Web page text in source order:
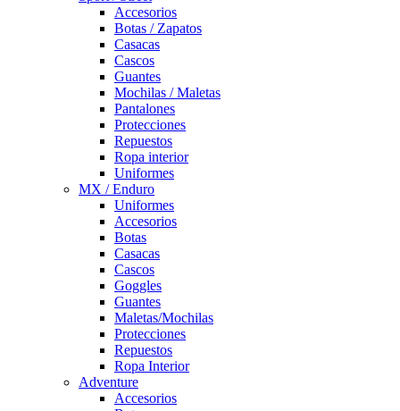
Accesorios
Botas / Zapatos
Casacas
Cascos
Guantes
Mochilas / Maletas
Pantalones
Protecciones
Repuestos
Ropa interior
Uniformes
MX / Enduro
Uniformes
Accesorios
Botas
Casacas
Cascos
Goggles
Guantes
Maletas/Mochilas
Protecciones
Repuestos
Ropa Interior
Adventure
Accesorios